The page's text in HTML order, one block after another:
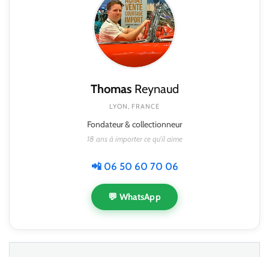
ThomasReynaud
LYON, FRANCE
Fondateur & collectionneur
18 ans à importer ce qu'il aime
📲 06 50 60 70 06
💬 WhatsApp